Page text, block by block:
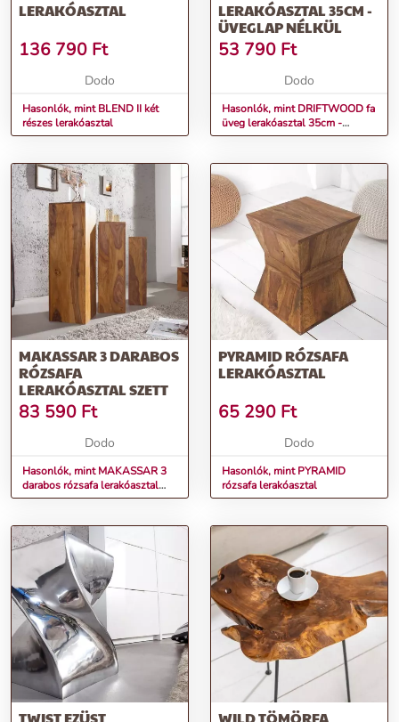
LERAKÓASZTAL
136 790 Ft
Dodo
Hasonlók, mint BLEND II két
részes lerakóasztal
LERAKÓASZTAL 35CM -
ÜVEGLAP NÉLKÜL
53 790 Ft
Dodo
Hasonlók, mint DRIFTWOOD fa
üveg lerakóasztal 35cm -
Üveglap nélkül
MAKASSAR 3 DARABOS
RÓZSAFA
LERAKÓASZTAL SZETT
83 590 Ft
Dodo
Hasonlók, mint MAKASSAR 3
darabos rózsafa lerakóasztal
szett
PYRAMID RÓZSAFA
LERAKÓASZTAL
65 290 Ft
Dodo
Hasonlók, mint PYRAMID
rózsafa lerakóasztal